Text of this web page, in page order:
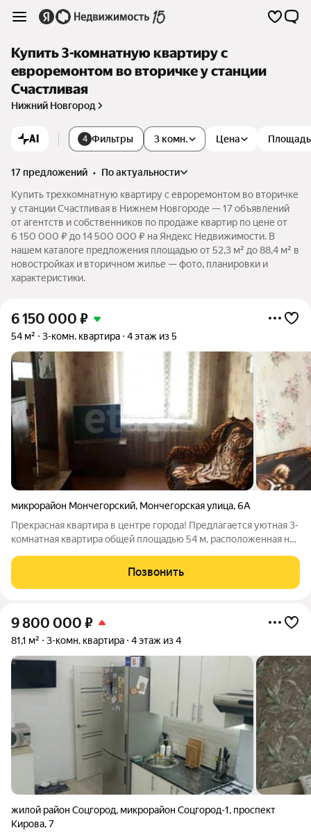
Купить 3-комнатную квартиру с
евроремонтом во вторичке у станции
Счастливая
Нижний Новгород
AI 4 Фильтры 3 комн. Цена Площадь
17 предложений •
по актуальности
Купить трехкомнатную квартиру с евроремонтом во вторичке
у станции Счастливая в Нижнем Новгороде — 17 объявлений
от агентств и собственников по продаже квартир по цене от
6 150 000 ₽ до 14 500 000 ₽ на Яндекс Недвижимости. В
нашем каталоге предложения площадью от 52,3 м² до 88,4 м² в
новостройках и вторичном жилье — фото, планировки и
характеристики.
6 150 000 ₽
54 м² 3-комн. квартира 4 этаж из 5
микрорайон Мончегорский, Мончегорская улица,6А
Прекрасная квартира в центре города! Предлагается уютная 3-
комнатная квартира общей площадью 54 м, расположенная на
станет вашим новым домом! Особенности квартиры: Общая
площадь: 54 мЖилая
Позвонить
9 800 000 ₽
81,1 м² 3-комн. квартира 4 этаж из 4
жилой район Соцгород, микрорайон Соцгород-1, проспект
Кирова,7